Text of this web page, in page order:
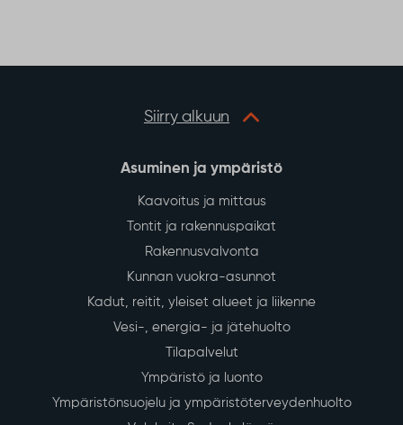
Siirry alkuun
Asuminen ja ympäristö
Kaavoitus ja mittaus
Tontit ja rakennuspaikat
Rakennusvalvonta
Kunnan vuokra-asunnot
Kadut, reitit, yleiset alueet ja liikenne
Vesi-, energia- ja jätehuolto
Tilapalvelut
Ympäristö ja luonto
Ympäristönsuojelu ja ympäristöterveydenhuolto